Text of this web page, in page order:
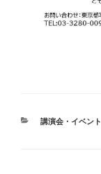
カ
講演会・イベント